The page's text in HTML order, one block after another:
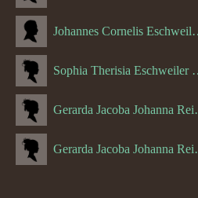
Johannes
Sophia